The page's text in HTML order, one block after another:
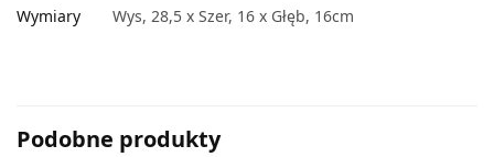
Wymiary Wys, 28,5 x Szer, 16 x Głęb, 16cm
Podobne produkty